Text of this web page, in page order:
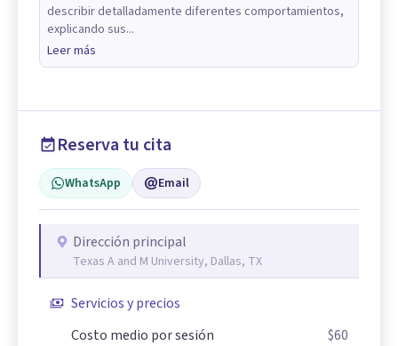
describir detalladamente diferentes comportamientos,
explicando sus...
Leer más
Reserva tu cita
WhatsApp Email
Dirección principal
Texas A and M University, Dallas, TX
Servicios y precios
Costo medio por sesión
$60